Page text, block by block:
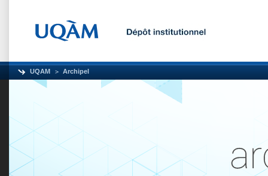
UQAM Archipel